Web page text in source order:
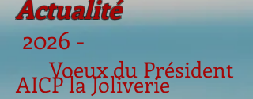
Actualité
2026 -
Voeux du Président
AICP la Joliverie